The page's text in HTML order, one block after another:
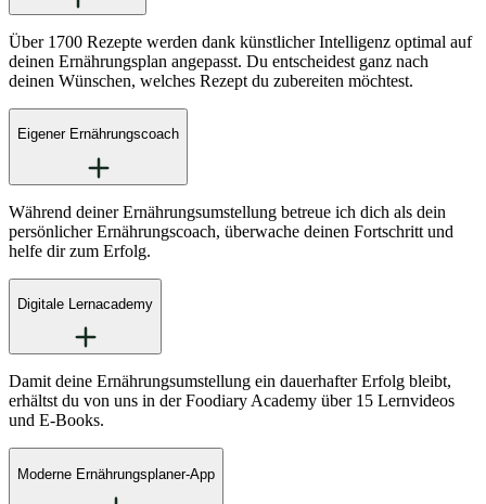
Über 1700 Rezepte werden dank künstlicher Intelligenz optimal auf
deinen Ernährungsplan angepasst. Du entscheidest ganz nach
deinen Wünschen, welches Rezept du zubereiten möchtest.
Eigener Ernährungscoach
Während deiner Ernährungsumstellung betreue ich dich als dein
persönlicher Ernährungscoach, überwache deinen Fortschritt und
helfe dir zum Erfolg.
Digitale Lernacademy
Damit deine Ernährungsumstellung ein dauerhafter Erfolg bleibt,
erhältst du von uns in der Foodiary Academy über 15 Lernvideos
und E-Books.
Moderne Ernährungsplaner-App